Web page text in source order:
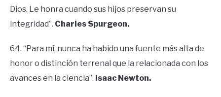
Dios. Le honra cuando sus hijos preservan su
integridad”. Charles Spurgeon.
64. “Para mí, nunca ha habido una fuente más alta de
honor o distinción terrenal que la relacionada con los
avances en la ciencia”. Isaac Newton.